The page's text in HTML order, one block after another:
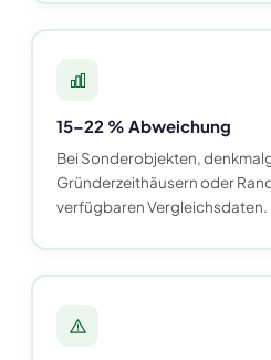
15–22 % Abweichung
Bei Sonderobjekten,
Gründerzeithäusern oder
verfügbaren Vergleichsdaten.